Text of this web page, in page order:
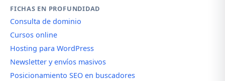
FICHAS EN PROFUNDIDAD
Consulta de dominio
Cursos online
Hosting para WordPress
Newsletter y envíos masivos
Posicionamiento SEO en buscadores